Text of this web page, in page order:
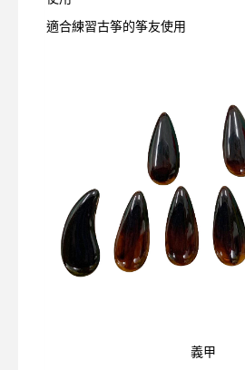
適合練習古筝的筝友使用
義甲